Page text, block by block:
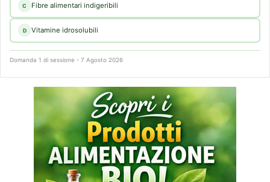
C Fibre alimentari indigeribili
D Vitamine idrosolubili
Domanda 1 di sessione - 7 Agosto 2026